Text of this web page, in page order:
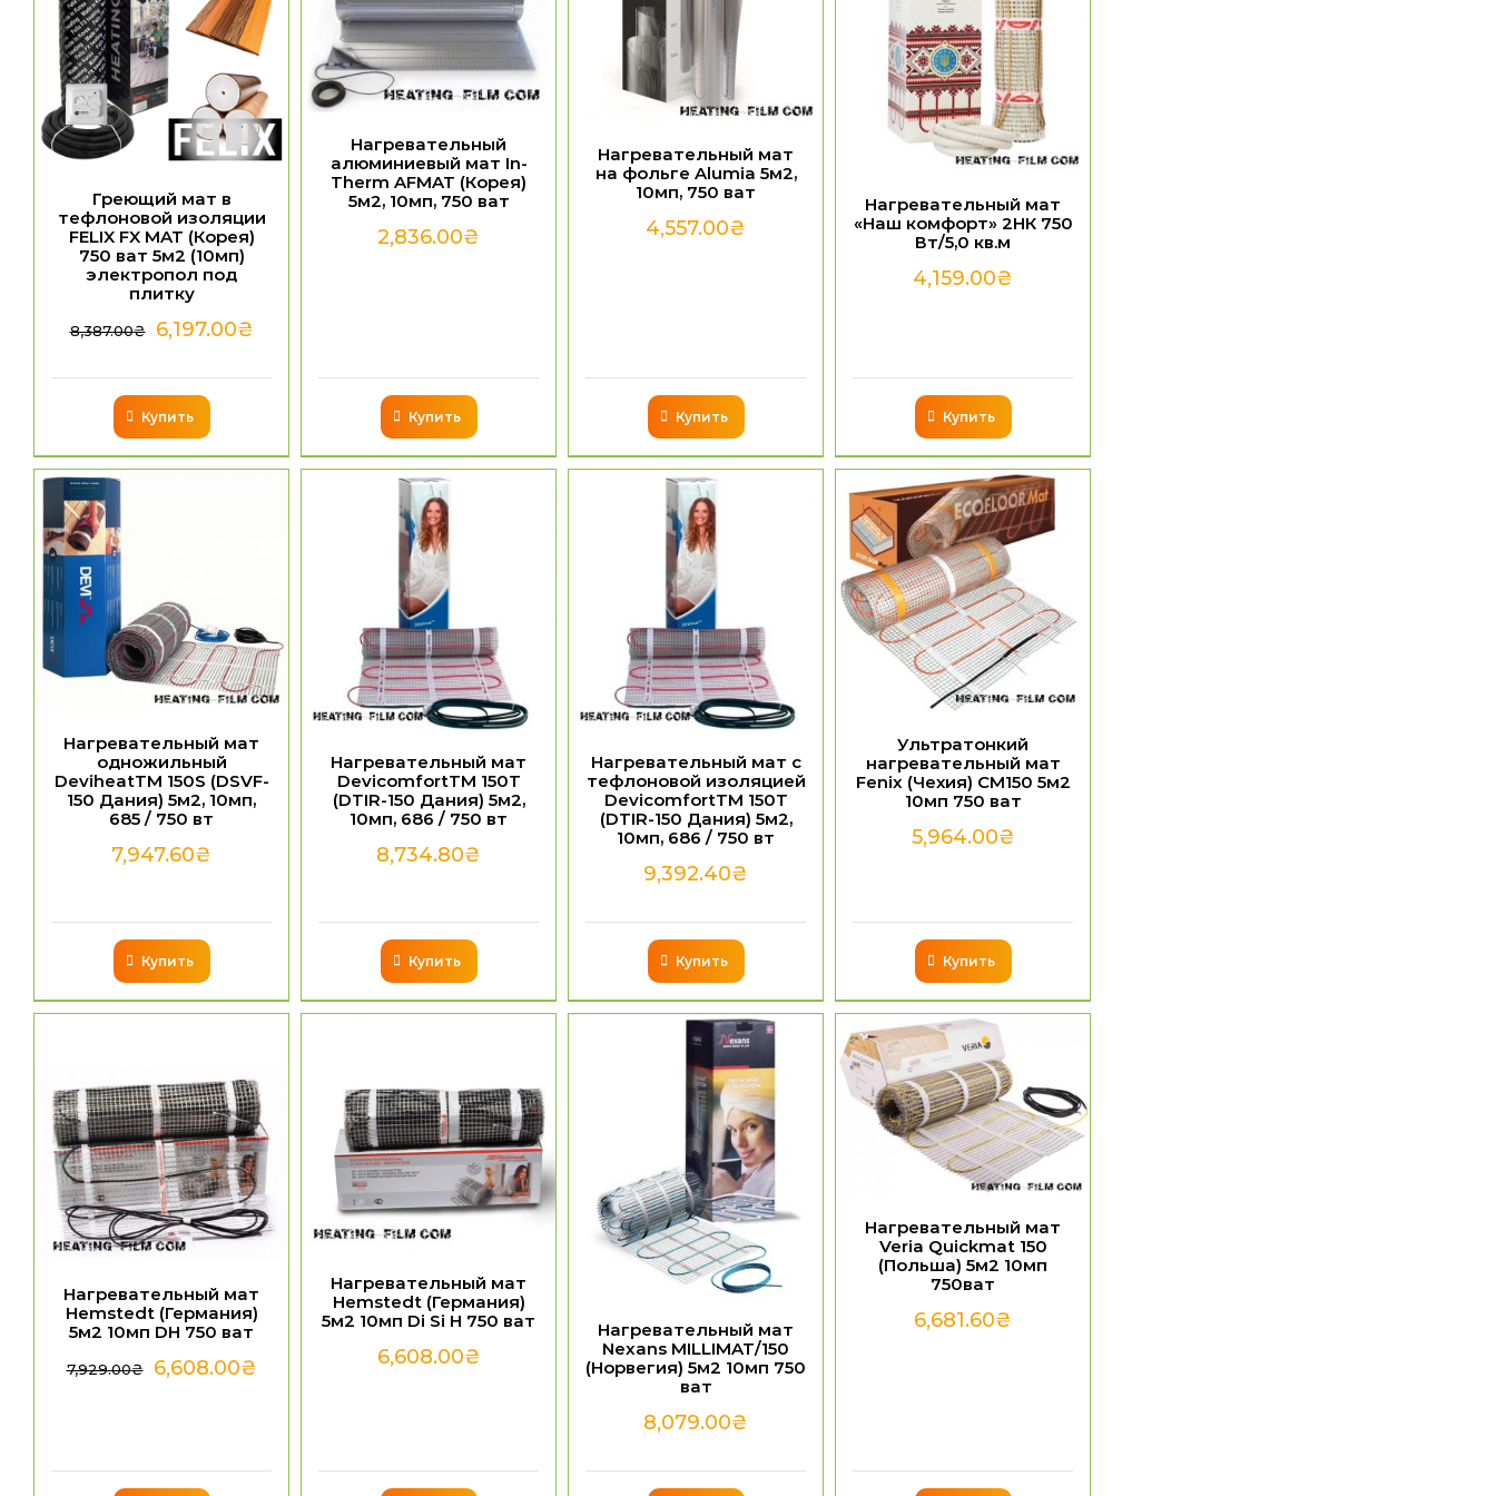
Греющий мат в
тефлоновой изоляции
FELIX FX MAT (Корея)
750 ват 5м2 (10мп)
электропол под
плитку
8,387.00₴ 6,197.00₴
Купить
Нагревательный
алюминиевый мат In-
Therm AFMAT (Корея)
5м2, 10мп, 750 ват
2,836.00₴
Купить
Нагревательный мат
на фольге Alumia 5м2,
10мп, 750 ват
4,557.00₴
Купить
Нагревательный мат
«Наш комфорт» 2НК 750
Вт/5,0 кв.м
4,159.00₴
Купить
Нагревательный мат
одножильный
DeviheatTM 150S (DSVF-
150 Дания) 5м2, 10мп,
685 / 750 вт
7,947.60₴
Купить
Нагревательный мат
DevicomfortTM 150T
(DTIR-150 Дания) 5м2,
10мп, 686 / 750 вт
8,734.80₴
Купить
Нагревательный мат с
тефлоновой изоляцией
DevicomfortTM 150T
(DTIR-150 Дания) 5м2,
10мп, 686 / 750 вт
9,392.40₴
Купить
Ультратонкий
нагревательный мат
Fenix (Чехия) CM150 5м2
10мп 750 ват
5,964.00₴
Купить
Нагревательный мат
Hemstedt (Германия)
5м2 10мп DH 750 ват
7,929.00₴ 6,608.00₴
Нагревательный мат
Hemstedt (Германия)
5м2 10мп Di Si H 750 ват
6,608.00₴
Нагревательный мат
Nexans MILLIMAT/150
(Норвегия) 5м2 10мп 750
ват
8,079.00₴
Нагревательный мат
Veria Quickmat 150
(Польша) 5м2 10мп
750ват
6,681.60₴